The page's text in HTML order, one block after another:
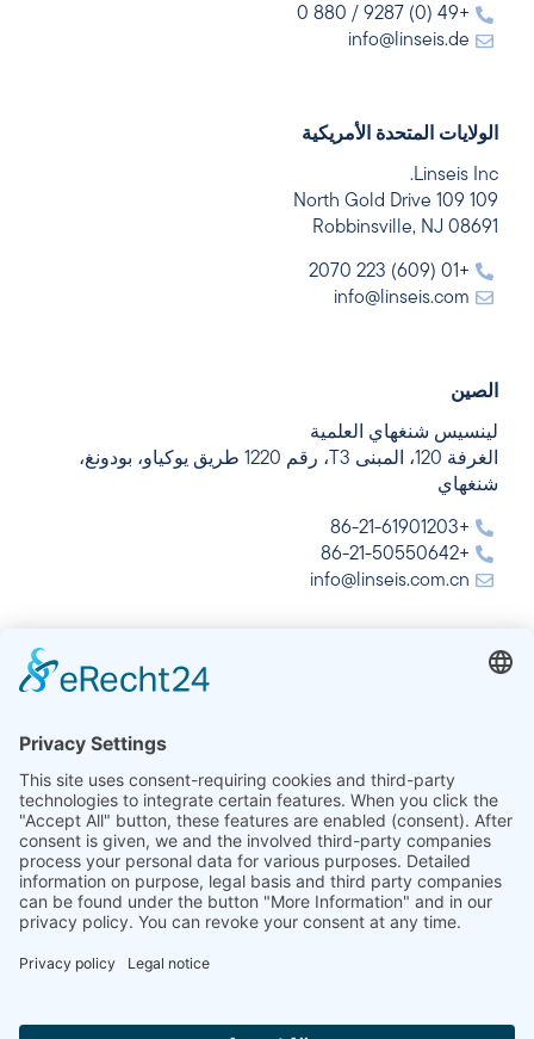
+49 (0) 9287 / 880 0
info@linseis.de
الولايات المتحدة الأمريكية
Linseis Inc.
109 109 North Gold Drive
Robbinsville, NJ 08691
+01 (609) 223 2070
info@linseis.com
الصين
لينسيس شنغهاي العلمية
الغرفة 120، المبنى T3، رقم 1220 طريق يوكياو، بودونغ،
شنغهاي
+86-21-61901203
+86-21-50550642
info@linseis.com.cn
الهند
+91-11-42883851
sales@linseis.in